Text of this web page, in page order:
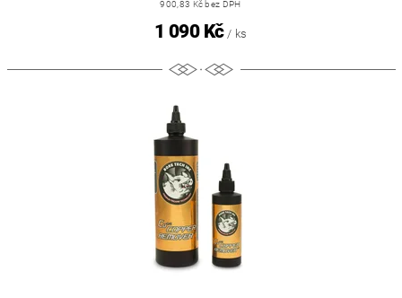
900,83 Kč bez DPH
1 090 Kč / ks